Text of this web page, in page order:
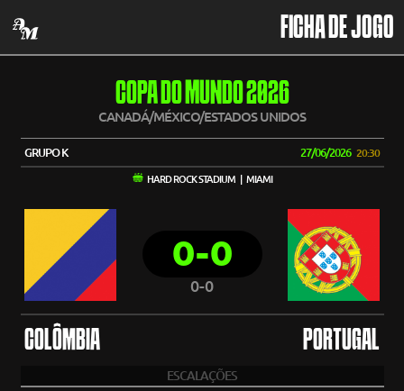
FICHA DE JOGO
COPA DO MUNDO 2026
CANADÁ/MÉXICO/ESTADOS UNIDOS
GRUPO K 27/06/2026 20:30
HARD ROCK STADIUM | MIAMI
0-0
0-0
COLÔMBIA PORTUGAL
ESCALAÇÕES